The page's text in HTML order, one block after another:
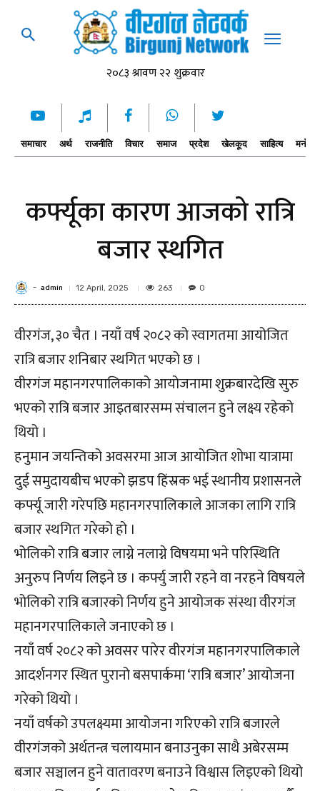
समाचार अर्थ राजनीति विचार समाज प्रदेश खेलकूद साहित्य
कर्फ्यूका कारण आजको रात्रि
बजार स्थगित
- admin 12 April, 2025 263 0
वीरगंज, ३० चैत । नयाँ वर्ष २०८२ को स्वागतमा आयोजित
रात्रि बजार शनिबार स्थगित भएको छ ।
वीरगंज महानगरपालिकाको आयोजनामा शुक्रबारदेखि सुरु
भएको रात्रि बजार आइतबारसम्म संचालन हुने लक्ष्य रहेको
थियो ।
हनुमान जयन्तिको अवसरमा आज आयोजित शोभा यात्रामा
दुई समुदायबीच भएको झडप हिंस्रक भई स्थानीय प्रशासनले
कर्फ्यू जारी गरेपछि महानगरपालिकाले आजका लागि रात्रि
बजार स्थगित गरेको हो ।
भोलिको रात्रि बजार लाग्ने नलाग्ने विषयमा भने परिस्थिति
अनुरुप निर्णय लिइने छ । कर्फ्यु जारी रहने वा नरहने विषयले
भोलिको रात्रि बजारको निर्णय हुने आयोजक संस्था वीरगंज
महानगरपालिकाले जनाएको छ ।
नयाँ वर्ष २०८२ को अवसर पारेर वीरगंज महानगरपालिकाले
आदर्शनगर स्थित पुरानो बसपार्कमा ‘रात्रि बजार’ आयोजना
गरेको थियो ।
नयाँ वर्षको उपलक्ष्यमा आयोजना गरिएको रात्रि बजारले
वीरगंजको अर्थतन्त्र चलायमान बनाउनुका साथै अबेरसम्म
बजार सञ्चालन हुने वातावरण बनाउने विश्वास लिइएको थियो